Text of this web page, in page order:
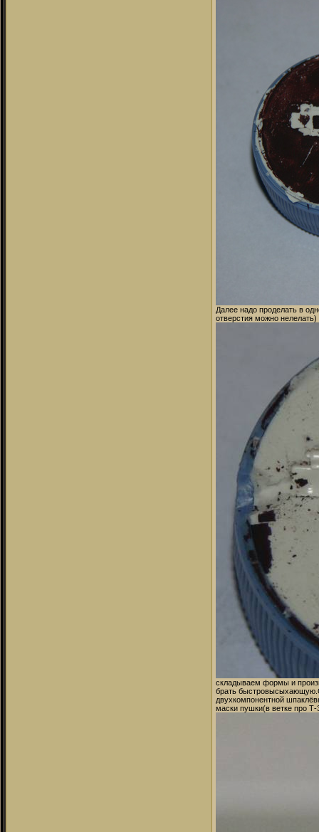
Далее надо проделать в
отверстия можно нелелать)
складываем формы и
брать
двухкомпонентной
маски пушки(в ветке про